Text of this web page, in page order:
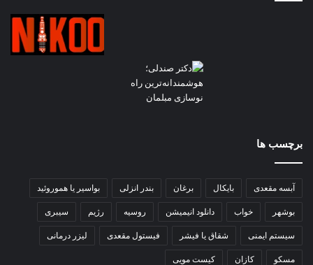
برچسب ها
آبسه مقعدی بایکال برغان بندر انزلی بواسیر یا هموروئید
بوشهر خواب دانلود انیمیشن روسیه رژیم سیبری
سیستم ایمنی شقاق یا فیشر فیستول مقعدی لیزر درمانی
مسکو کازان کیست مویی